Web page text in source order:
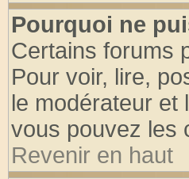
Pourquoi ne
Certains forums
Pour voir, lire,
le modérateur et
vous pouvez les
Revenir en haut